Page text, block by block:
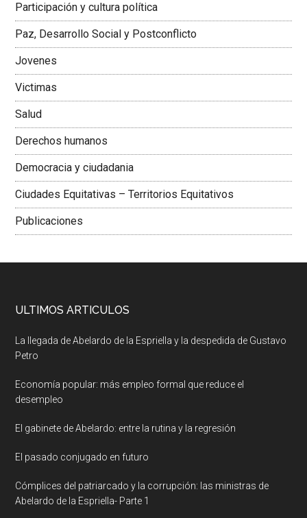
Colombiana
Participación y cultura política
Paz, Desarrollo Social y Postconflicto
Jovenes
Victimas
Salud
Derechos humanos
Democracia y ciudadania
Ciudades Equitativas – Territorios Equitativos
Publicaciones
ULTIMOS ARTICULOS
La llegada de Abelardo de la Espriella y la despedida de Gustavo
Petro
Economía popular: más empleo formal que reduce el
desempleo
El gabinete de Abelardo: entre la rutina y la regresión
El pasado conjugado en futuro
Cómplices del patriarcado y la corrupción: las ministras de
Abelardo de la Espriella- Parte 1